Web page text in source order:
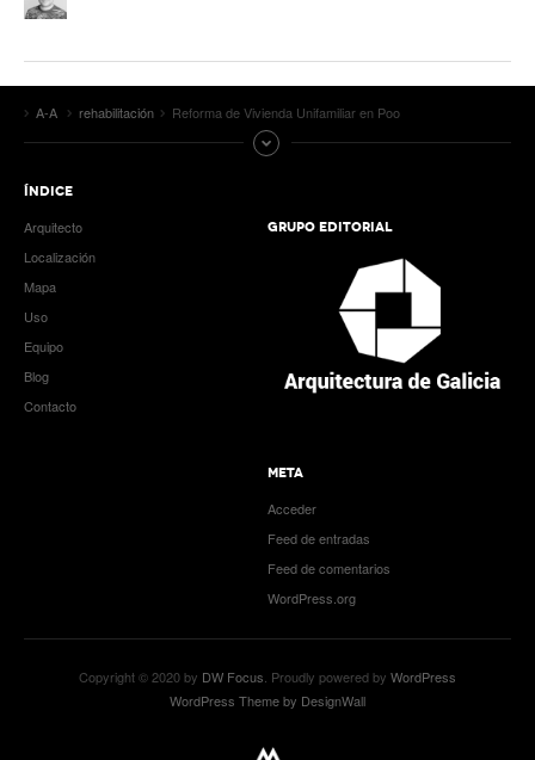
A-A rehabilitación Reforma de Vivienda Unifamiliar en Poo
ÍNDICE
Arquitecto
Localización
Mapa
Uso
Equipo
Blog
Contacto
GRUPO EDITORIAL
META
Acceder
Feed de entradas
Feed de comentarios
WordPress.org
Copyright © 2020 by DW Focus . Proudly powered by WordPress
WordPress Theme by DesignWall